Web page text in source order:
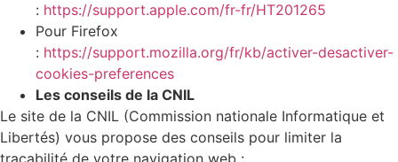
: https://support.apple.com/fr-fr/HT201265
Pour Firefox
: https://support.mozilla.org/fr/kb/activer-desactiver-
cookies-preferences
Les conseils de la CNIL
Le site de la CNIL (Commission nationale Informatique et
Libertés) vous propose des conseils pour limiter la